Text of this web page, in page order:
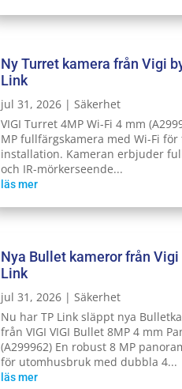
Ny Turret kamera från Vigi
Link
jul 31, 2026 |Säkerhet
VIGI Turret 4MP Wi-Fi 4 mm
MP fullfärgskamera med Wi-Fi för
installation. Kameran erbjuder
och IR-mörkerseende...
läs mer
Nya Bullet kameror från Vigi
Link
jul 31, 2026 | Säkerhet
Nu har TP Link släppt nya
från VIGI VIGI Bullet 8MP 4 mm
(A299962) En robust 8 MP
för utomhusbruk med dubbla 4...
läs mer